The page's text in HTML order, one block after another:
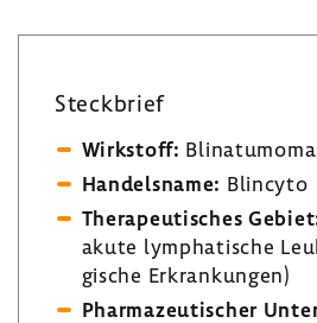
Steck­brief
Wirk­stoff:
Handels­name: Blin­cyto
Thera­peu­ti­sches
akute lympha­ti­sche
gi­sche Erkran­kungen)
Phar­ma­zeu­ti­scher